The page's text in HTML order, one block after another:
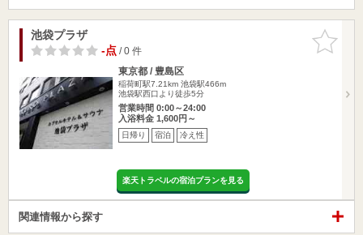
お気に入
りに追加
池袋プラザ
-点/ 0 件
東京都 / 豊島区
稲荷町駅7.21km 池袋駅466m
池袋駅西口より徒歩5分
営業時間 0:00～24:00
入浴料金 1,600円～
日帰り 宿泊 冷え性
楽天トラベルの宿泊プランを見る
関連情報から探す